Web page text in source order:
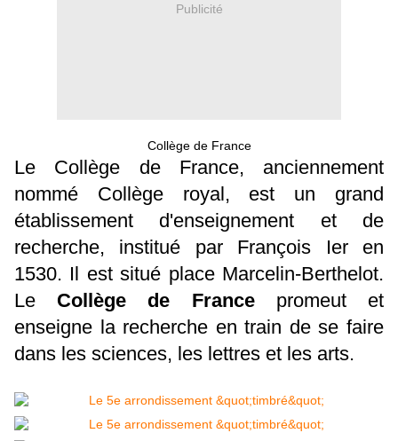
Publicité
Collège de France
Le Collège de France, anciennement
nommé Collège royal, est un grand
établissement d'enseignement et de
recherche, institué par François Ier en
1530. Il est situé place Marcelin-Berthelot.
Le Collège de Francepromeut et
enseigne la recherche en train de se faire
dans les sciences, les lettres et les arts.